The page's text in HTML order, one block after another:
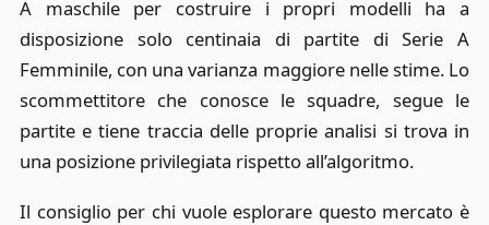
A maschile per costruire i propri modelli ha a
disposizione solo centinaia di partite di Serie A
Femminile, con una varianza maggiore nelle stime. Lo
scommettitore che conosce le squadre, segue le
partite e tiene traccia delle proprie analisi si trova in
una posizione privilegiata rispetto all’algoritmo.
Il consiglio per chi vuole esplorare questo mercato è